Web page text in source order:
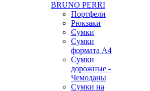
BRUNO PERRI
Портфели
Рюкзаки
Сумки
Сумки
формата А4
Сумки
дорожные -
Чемоданы
Сумки на